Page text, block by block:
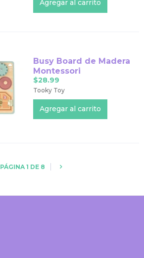
Busy Board de Madera
Montessori
$28.99
Tooky Toy
PÁGINA 1 DE 8